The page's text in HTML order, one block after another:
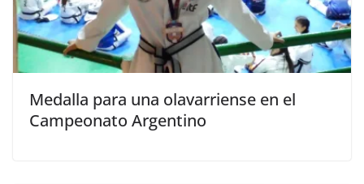
Medalla para una olavarriense en el
Campeonato Argentino